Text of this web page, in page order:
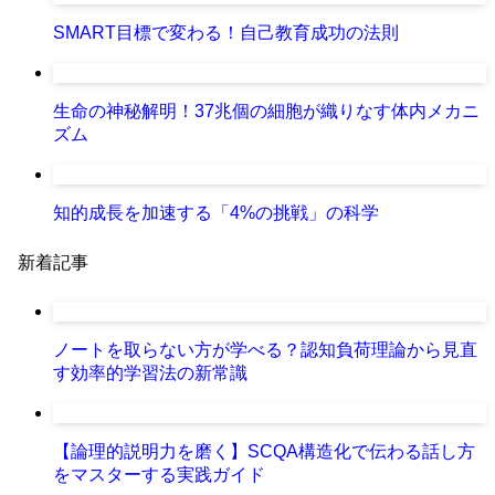
SMART目標で変わる！自己教育成功の法則
生命の神秘解明！37兆個の細胞が織りなす体内メカニ
ズム
知的成長を加速する「4%の挑戦」の科学
新着記事
ノートを取らない方が学べる？認知負荷理論から見直
す効率的学習法の新常識
【論理的説明力を磨く】SCQA構造化で伝わる話し方
をマスターする実践ガイド